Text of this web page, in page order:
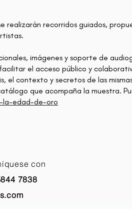
realizarán recorridos guiados,
imágenes y soporte de
el acceso público y
el contexto y secretos de las
que acompaña la muestra.
la-edad-de-oro
con
7838